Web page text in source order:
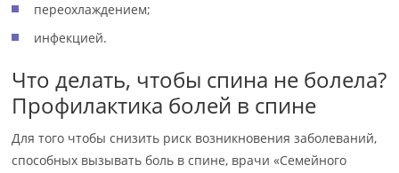
переохлаждением;
инфекцией.
Что делать, чтобы спина не болела?
Профилактика болей в спине
Для того чтобы снизить риск возникновения заболеваний,
способных вызывать боль в спине, врачи «Семейного